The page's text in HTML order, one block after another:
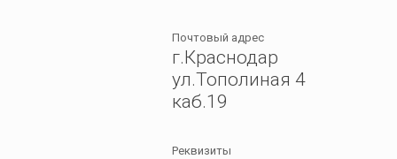
Почтовый адрес
г.Краснодар
ул.Тополиная 4
каб.19
Реквизиты